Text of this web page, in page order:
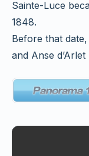
Sainte-Luce
1848.
Before that
and Anse d’Arlet